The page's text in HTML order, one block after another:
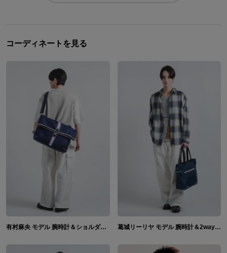
コーディネートを見る
有村麻央 モデル 腕時計＆ショルダーバッグ＆長財布 学園アイドルマスター 葛城リーリヤ モデル 腕時計＆2wayショルダーバッグ＆長財布 学園アイドルマスター